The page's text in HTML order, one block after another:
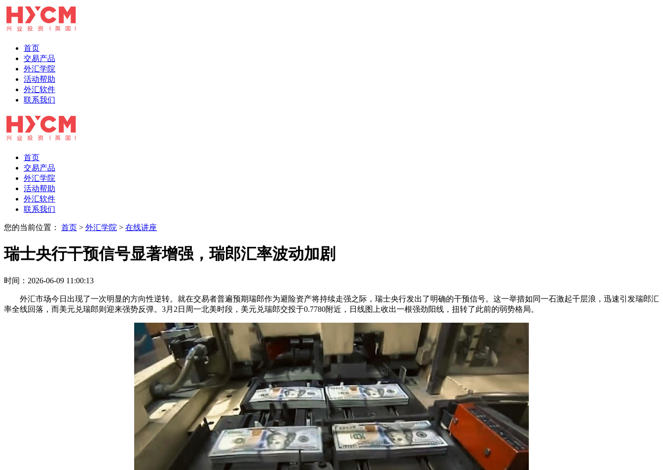
首页
交易产品
外汇学院
活动帮助
外汇软件
联系我们
首页
交易产品
外汇学院
活动帮助
外汇软件
联系我们
您的当前位置： 首页 > 外汇学院 > 在线讲座
瑞士央行干预信号显著增强，瑞郎汇率波动加剧
时间：2026-06-09 11:00:13
外汇市场今日出现了一次明显的方向性逆转。就在交易者普遍预期瑞郎作为避险资产将持续走强之际，瑞士央行发出了明确的干预信号。这一举措如同一石激起千层浪，迅速引发瑞郎汇
率全线回落，而美元兑瑞郎则迎来强势反弹。3月2日周一北美时段，美元兑瑞郎交投于0.7780附近，日线图上收出一根强劲阳线，扭转了此前的弱势格局。